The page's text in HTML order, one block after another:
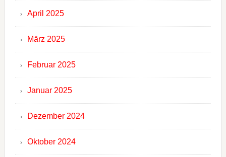
April 2025
März 2025
Februar 2025
Januar 2025
Dezember 2024
Oktober 2024